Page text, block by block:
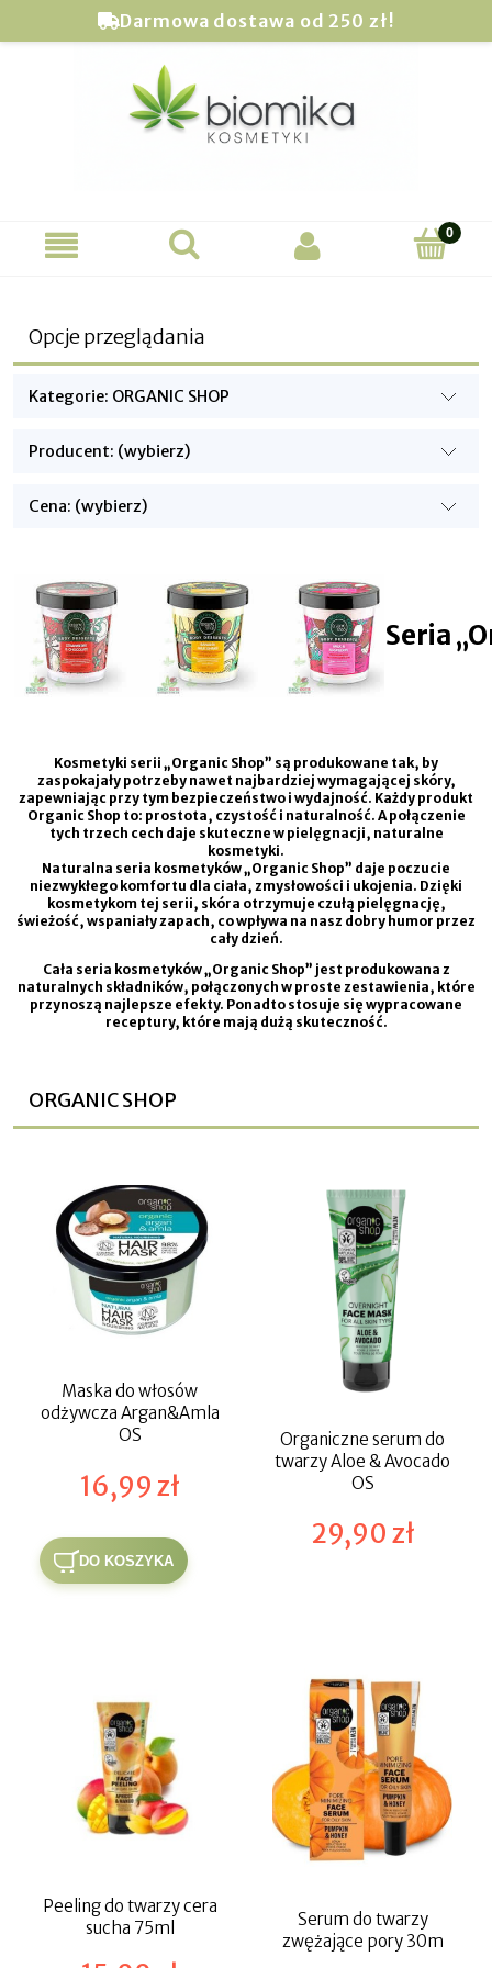
Darmowa dostawa od 250 zł!
Opcje przeglądania
Kategorie: ORGANIC SHOP
Producent: (wybierz)
Cena: (wybierz)
Seria
Kosmetyki serii „Organic Shop” są produkowane tak, by
zaspokajały potrzeby nawet najbardziej wymagającej skóry,
zapewniając przy tym bezpieczeństwo i wydajność. Każdy produkt
Organic Shop to: prostota, czystość i naturalność. A połączenie
tych trzech cech daje skuteczne w pielęgnacji, naturalne
kosmetyki.
Naturalna seria kosmetyków „Organic Shop” daje poczucie
niezwykłego komfortu dla ciała, zmysłowości i ukojenia. Dzięki
kosmetykom tej serii, skóra otrzymuje czułą pielęgnację,
świeżość, wspaniały zapach, co wpływa na nasz dobry humor przez
cały dzień.
Cała seria kosmetyków „Organic Shop” jest produkowana z
naturalnych składników, połączonych w proste zestawienia, które
przynoszą najlepsze efekty. Ponadto stosuje się wypracowane
receptury, które mają dużą skuteczność.
ORGANIC SHOP
Maska do włosów
odżywcza Argan&Amla
OS
16,99 zł
DO KOSZYKA
Organiczne serum do
twarzy Aloe & Avocado
OS
29,90 zł
Peeling do twarzy cera
sucha 75ml
Serum do twarzy
zwężające pory 30m